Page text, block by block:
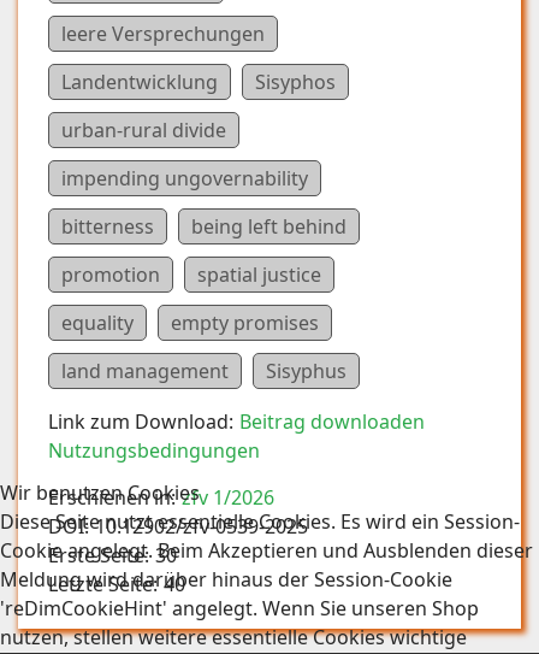
leere Versprechungen
Landentwicklung
Sisyphos
urban-rural divide
impending ungovernability
bitterness
being left behind
promotion
spatial justice
equality
empty promises
land management
Sisyphus
Link zum Download: Beitrag downloaden
Nutzungsbedingungen
Erschienen in: zfv 1/2026
DOI: 10.12902/zfv-0539-2025
Erste Seite: 30
Letzte Seite: 40
Wir benutzen Cookies
Diese Seite nutzt essentielle Cookies. Es wird ein Session-
Cookie angelegt. Beim Akzeptieren und Ausblenden dieser
Meldung wird darüber hinaus der Session-Cookie
'reDimCookieHint' angelegt. Wenn Sie unseren Shop
nutzen, stellen weitere essentielle Cookies wichtige